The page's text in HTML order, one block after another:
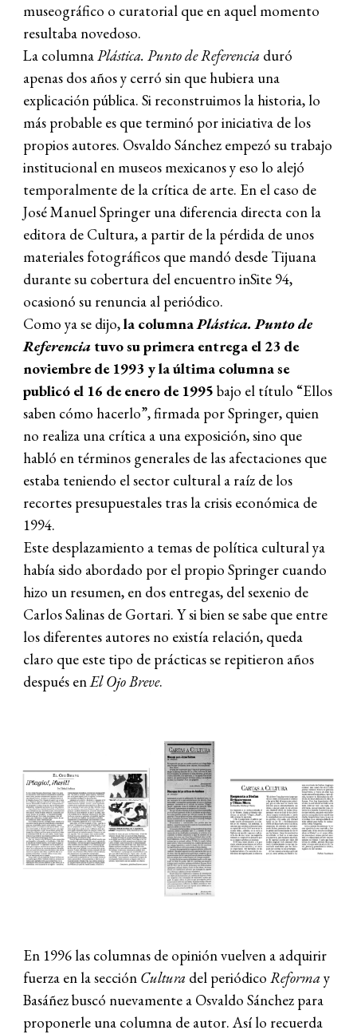
museográfico o curatorial que en aquel momento
resultaba novedoso.
La columnaPlástica. Punto de Referencia duró
apenas dos años y cerró sin que hubiera una
explicación pública. Si reconstruimos la historia, lo
más probable es que terminó por iniciativa de los
propios autores. Osvaldo Sánchez empezó su trabajo
institucional en museos mexicanos y eso lo alejó
temporalmente de la crítica de arte. En el caso de
José Manuel Springer una diferencia directa con la
editora de Cultura, a partir de la pérdida de unos
materiales fotográficos que mandó desde Tijuana
durante su cobertura del encuentro inSite 94,
ocasionó su renuncia al periódico.
Como ya se dijo,la columnaPlástica. Punto de
Referencia tuvo su primera entrega el 23 de
noviembre de 1993 y la última columna se
publicó el 16 de enero de 1995bajo el título “Ellos
saben cómo hacerlo”, firmada por Springer, quien
no realiza una crítica a una exposición, sino que
habló en términos generales de las afectaciones que
estaba teniendo el sector cultural a raíz de los
recortes presupuestales tras la crisis económica de
1994.
Este desplazamiento a temas de política cultural ya
había sido abordado por el propio Springer cuando
hizo un resumen, en dos entregas, del sexenio de
Carlos Salinas de Gortari. Y si bien se sabe que entre
los diferentes autores no existía relación, queda
claro que este tipo de prácticas se repitieron años
después enEl Ojo Breve.
En 1996 las columnas de opinión vuelven a adquirir
fuerza en la sección Cultura del periódicoReforma y
Basáñez buscó nuevamente a Osvaldo Sánchez para
proponerle una columna de autor. Así lo recuerda